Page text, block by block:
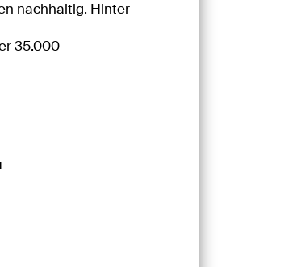
nachhaltig. Hinter
35.000